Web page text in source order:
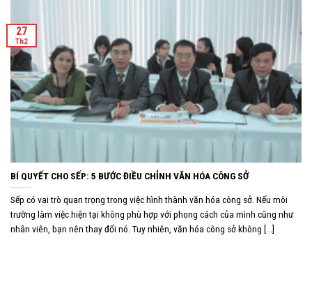
BÍ QUYẾT CHO SẾP: 5 BƯỚC ĐIỀU CHỈNH VĂN HÓA CÔNG SỞ
Sếp có vai trò quan trọng trong việc hình thành văn hóa công sở. Nếu môi
trường làm việc hiện tại không phù hợp với phong cách của mình cũng như
nhân viên, bạn nên thay đổi nó. Tuy nhiên, văn hóa công sở không [...]
27
Th2